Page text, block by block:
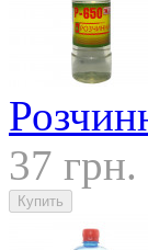
37 грн.